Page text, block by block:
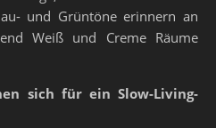
und Grüntöne erinnern an
Weiß und Creme Räume
sich für ein Slow-Living-